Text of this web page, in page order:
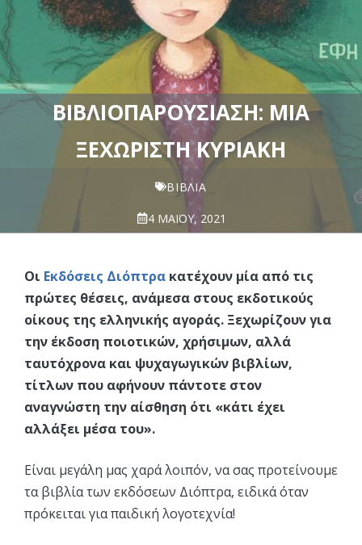
ΒΙΒΛΙΟΠΑΡΟΥΣΊΑΣΗ: ΜΙΑ
ΞΕΧΩΡΙΣΤΉ ΚΥΡΙΑΚΉ
ΒΙΒΛΊΑ
4 ΜΑΪ́ΟΥ, 2021
Οι Εκδόσεις Διόπτρα κατέχουν μία από τις
πρώτες θέσεις, ανάμεσα στους εκδοτικούς
οίκους της ελληνικής αγοράς. Ξεχωρίζουν για
την έκδοση ποιοτικών, χρήσιμων, αλλά
ταυτόχρονα και ψυχαγωγικών βιβλίων,
τίτλων που αφήνουν πάντοτε στον
αναγνώστη την αίσθηση ότι «κάτι έχει
αλλάξει μέσα του».
Είναι μεγάλη μας χαρά λοιπόν, να σας προτείνουμε
τα βιβλία των εκδόσεων Διόπτρα, ειδικά όταν
πρόκειται για παιδική λογοτεχνία!